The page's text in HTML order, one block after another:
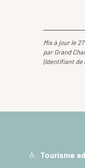
Mis à jour le
par Grand
(Identifiant de
Tourisme